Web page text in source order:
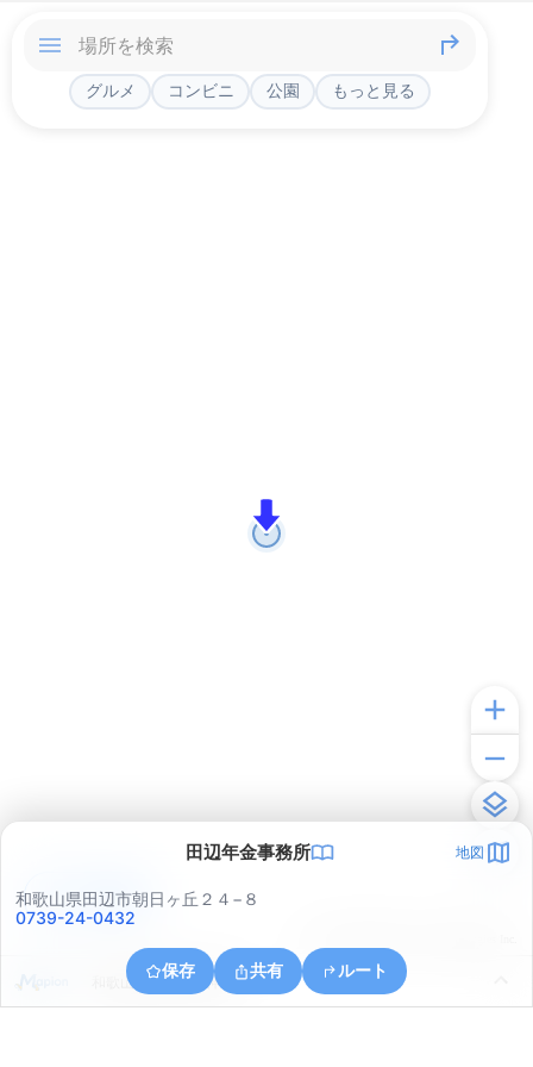
グルメ コンビニ 公園 もっと見る
田辺年金事務所 地図
和歌山県田辺市朝日ヶ丘２４−８
0739-24-0432
保存 共有 ルート
和歌山県田辺市天神崎
アプリで見る